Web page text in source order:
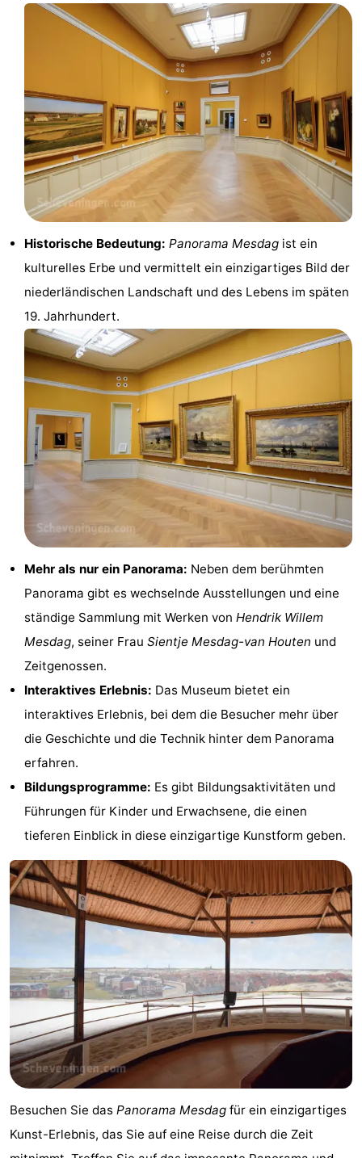
Wandern
Golfplatze
Surfen
Sportangeln
Shoppen
Essen
und
trinken
Veranstaltungen
Praktisch
Forum
Route
Parken
Reisebuchshop
Medizin
Adressen
Region
Nordholland
Natur
Schoorlse
Duinen
Bergen
aan
Bergen
Egmond
Zee
-
Noordhollands
duinreservaat
Wijk
aan
-
Natur
Kennermerland
-
Amsterdam
Haarlem
-
Zandvoort
Südholland
-
Leiden
Bollenstreek
-
Natur
Historische Bedeutung: Panorama Mesdag ist ein
kulturelles Erbe und vermittelt ein einzigartiges Bild der
niederländischen Landschaft und des Lebens im späten
19. Jahrhundert.
Mehr als nur ein Panorama: Neben dem berühmten
Panorama gibt es wechselnde Ausstellungen und eine
ständige Sammlung mit Werken von Hendrik Willem
Mesdag, seiner Frau Sientje Mesdag-van Houten und
Zeitgenossen.
Interaktives Erlebnis: Das Museum bietet ein
interaktives Erlebnis, bei dem die Besucher mehr über
die Geschichte und die Technik hinter dem Panorama
erfahren.
Bildungsprogramme: Es gibt Bildungsaktivitäten und
Führungen für Kinder und Erwachsene, die einen
tieferen Einblick in diese einzigartige Kunstform geben.
Besuchen Sie das Panorama Mesdag für ein einzigartiges
Kunst-Erlebnis, das Sie auf eine Reise durch die Zeit